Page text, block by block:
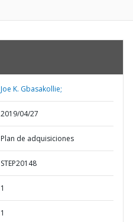
Joe K. Gbasakollie;
2019/04/27
Plan de adquisiciones
STEP20148
1
1